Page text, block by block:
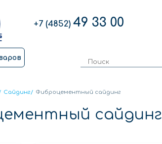
+7 (4852) 49 33 00
Сайдинг/ Фиброцементный сайдинг
сайдинг